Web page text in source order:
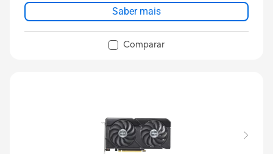
Saber mais
Comparar